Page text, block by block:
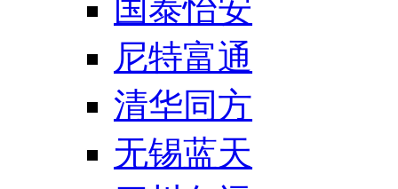
国泰怡安
尼特富通
清华同方
无锡蓝天